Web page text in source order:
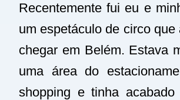
Recentemente fui eu e
um espetáculo de circo que
chegar em Belém. Estava
uma área do
shopping e tinha acabado